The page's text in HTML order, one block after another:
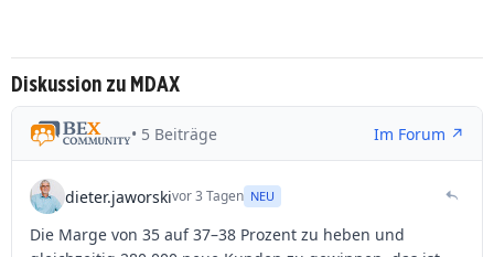
Diskussion zu MDAX